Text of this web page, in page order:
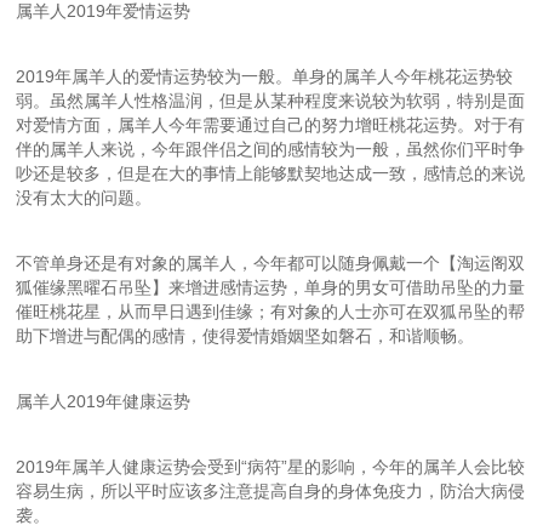
属羊人2019年爱情运势
2019年属羊人的爱情运势较为一般。单身的属羊人今年桃花运势较
弱。虽然属羊人性格温润，但是从某种程度来说较为软弱，特别是面
对爱情方面，属羊人今年需要通过自己的努力增旺桃花运势。对于有
伴的属羊人来说，今年跟伴侣之间的感情较为一般，虽然你们平时争
吵还是较多，但是在大的事情上能够默契地达成一致，感情总的来说
没有太大的问题。
不管单身还是有对象的属羊人，今年都可以随身佩戴一个【淘运阁双
狐催缘黑曜石吊坠】来增进感情运势，单身的男女可借助吊坠的力量
催旺桃花星，从而早日遇到佳缘；有对象的人士亦可在双狐吊坠的帮
助下增进与配偶的感情，使得爱情婚姻坚如磐石，和谐顺畅。
属羊人2019年健康运势
2019年属羊人健康运势会受到“病符”星的影响，今年的属羊人会比较
容易生病，所以平时应该多注意提高自身的身体免疫力，防治大病侵
袭。